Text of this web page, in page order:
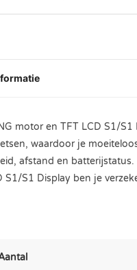
motor en TFT LCD S1/
waardoor je
afstand en
S1/S1 Display ben je